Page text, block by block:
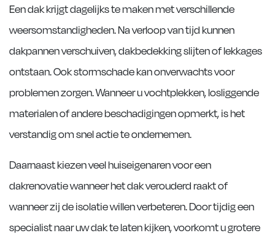
Een dak krijgt dagelijks te maken met verschillende
weersomstandigheden. Na verloop van tijd kunnen
dakpannen verschuiven, dakbedekking slijten of lekkages
ontstaan. Ook stormschade kan onverwachts voor
problemen zorgen. Wanneer u vochtplekken, losliggende
materialen of andere beschadigingen opmerkt, is het
verstandig om snel actie te ondernemen.
Daarnaast kiezen veel huiseigenaren voor een
dakrenovatie wanneer het dak verouderd raakt of
wanneer zij de isolatie willen verbeteren. Door tijdig een
specialist naar uw dak te laten kijken, voorkomt u grotere